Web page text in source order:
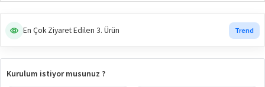
En Çok Ziyaret Edilen 3. Ürün Trend
Kurulum istiyor musunuz ?